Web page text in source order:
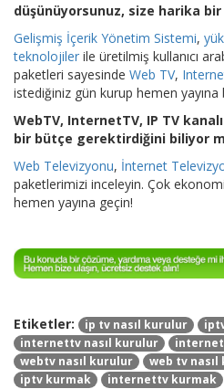
düşünüyorsunuz, size harika
Gelişmiş İçerik Yönetim Sistemi,
teknolojiler ile üretilmiş kullanıcı
paketleri sayesinde Web TV,
istediğiniz gün kurup hemen yayına
WebTV, InternetTV, IP TV
bir bütçe gerektirdiğini biliyor
Web Televizyonu, İnternet
paketlerimizi inceleyin. Çok
hemen yayına geçin!
Etiketler: ip tv nasıl kurulur
internettv nasıl kurulur
webtv nasıl kurulur
web tv
iptv kurmak
internettv kurmak